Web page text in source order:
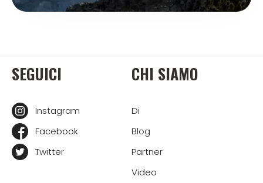
SEGUICI
Instagram
Facebook
Twitter
CHI SIAMO
Di
Blog
Partner
Video